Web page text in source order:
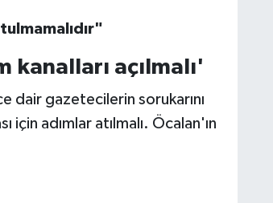
açılmalı'
dair gazetecilerin sorukarını
için adımlar atılmalı. Öcalan'ın